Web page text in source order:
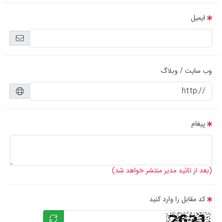
مشخصات و کاربرد تسمه کولر آبی A45
بود. در این صورت است که می توان پاسخ پرسش هایی مانند علت پاره شده تسمه
کولر آبی A45 اصفهان را به دست آورید. دلایل زیادی وجود دارند که موجب پاره
ایمیل
وب سایت / وبلاگ
پیغام
(بعد از تائید مدیر منتشر خواهد شد)
کد مقابل را وارد کنید